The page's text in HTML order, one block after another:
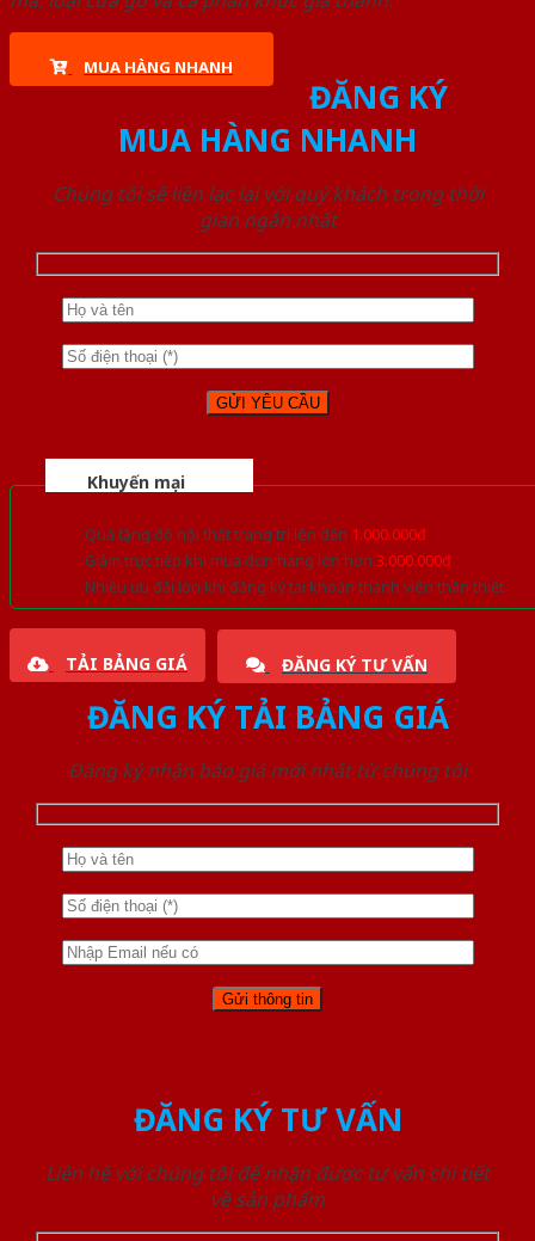
MUA HÀNG NHANH
ĐĂNG KÝ
MUA HÀNG NHANH
Chúng tôi sẽ liên lạc lại với quý khách trong thời
gian ngắn nhất
Khuyến mại
Quà tặng đồ nội thất trang trí lên đến 1.000.000đ
Giảm trực tiếp khi mua đơn hàng lớn hơn 3.000.000đ
Nhiều ưu đãi lớn khi đăng ký tài khoản thành viên thân thiết
TẢI BẢNG GIÁ ĐĂNG KÝ TƯ VẤN
ĐĂNG KÝ TẢI BẢNG GIÁ
Đăng ký nhận báo giá mới nhất từ chúng tôi
ĐĂNG KÝ TƯ VẤN
Liên hệ với chúng tôi để nhận được tư vấn chi tiết
về sản phẩm